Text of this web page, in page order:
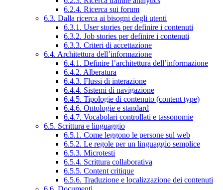
6.2.4. Ricerca sui forum
6.3. Dalla ricerca ai bisogni degli utenti
6.3.1. User stories per definire i contenuti
6.3.2. Job stories per definire i contenuti
6.3.3. Criteri di accettazione
6.4. Architettura dell’informazione
6.4.1. Definire l’architettura dell’informazione
6.4.2. Alberatura
6.4.3. Flussi di interazione
6.4.4. Sistemi di navigazione
6.4.5. Tipologie di contenuto (content type)
6.4.6. Ontologie e standard
6.4.7. Vocabolari controllati e tassonomie
6.5. Scrittura e linguaggio
6.5.1. Come leggono le persone sul web
6.5.2. Le regole per un linguaggio semplice
6.5.3. Microtesti
6.5.4. Scrittura collaborativa
6.5.5. Content critique
6.5.6. Traduzione e localizzazione dei contenuti